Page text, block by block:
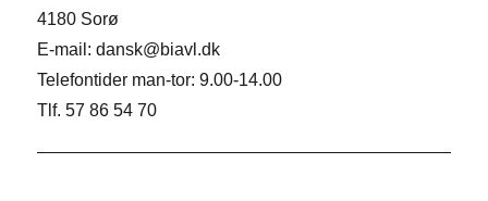
4180 Sorø
E-mail: dansk@biavl.dk
Telefontider man-tor: 9.00-14.00
Tlf. 57 86 54 70